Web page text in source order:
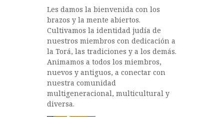
Les damos la bienvenida con los
brazos y la mente abiertos.
Cultivamos la identidad judía de
nuestros miembros con dedicación a
la Torá, las tradiciones y a los demás.
Animamos a todos los miembros,
nuevos y antiguos, a conectar con
nuestra comunidad
multigeneracional, multicultural y
diversa.